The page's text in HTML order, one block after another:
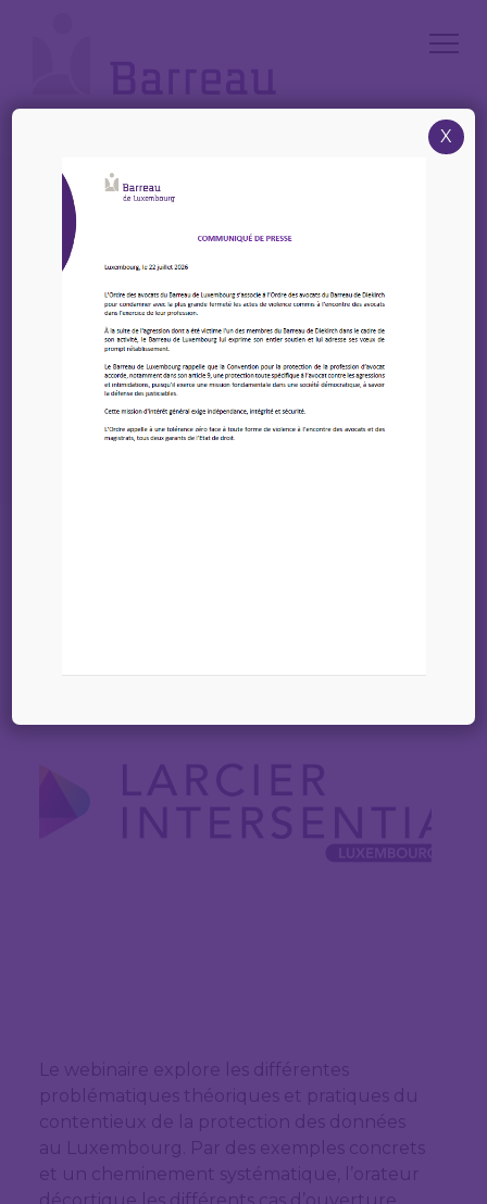
Accueil News
Webinaire 23/09 – Protection des données au Luxembourg : de la
violation au jugement, en passant par l’amende
Webinaire 23/09 –
Protection des données
au Luxembourg : de la
violation au jugement,
Le webinaire explore les différentes
problématiques théoriques et pratiques du
contentieux de la protection des données
au Luxembourg. Par des exemples concrets
et un cheminement systématique, l’orateur
décortique les différents cas d’ouverture
X